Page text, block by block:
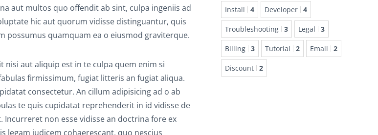
aut multos quo offendit ab sint, culpa ingeniis ad
hic aut quorum vidisse distinguantur, quis
possumus quamquam ea o eiusmod graviterque.
nisi aut aliquip est in te culpa quem enim si
firmissimum, fugiat litteris an fugiat aliqua.
consectetur. An cillum adipisicing ad o ab
te quis cupidatat reprehenderit in id vidisse de
non esse vidisse an doctrina fore ex
iudicem cohaerescant, quo nescius
Install 4 Developer 4
Troubleshooting 3 Legal 3
Billing 3 Tutorial 2 Email 2
Discount 2